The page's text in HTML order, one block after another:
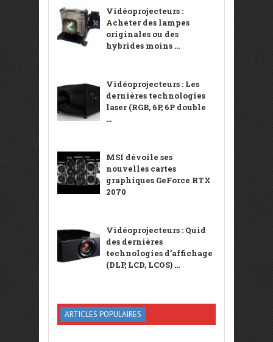
Vidéoprojecteurs :
Acheter des lampes
originales ou des
hybrides moins ...
Vidéoprojecteurs : Les
dernières technologies
laser (RGB, 6P, 6P double
...
MSI dévoile ses
nouvelles cartes
graphiques GeForce RTX
2070
Vidéoprojecteurs : Quid
des dernières
technologies d’affichage
(DLP, LCD, LCOS) ...
ARTICLES POPULAIRES